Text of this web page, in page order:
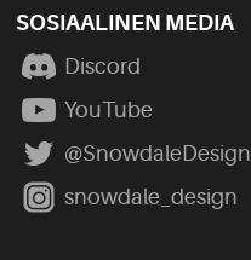
SOSIAALINEN MEDIA
Discord
YouTube
@SnowdaleDesign
snowdale_design